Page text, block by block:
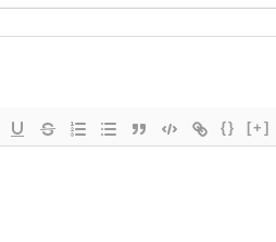
{} [+]